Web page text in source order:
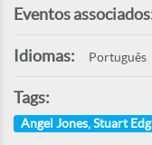
Eventos
Idiomas: Português
Tags:
Angel Jones, Stuart